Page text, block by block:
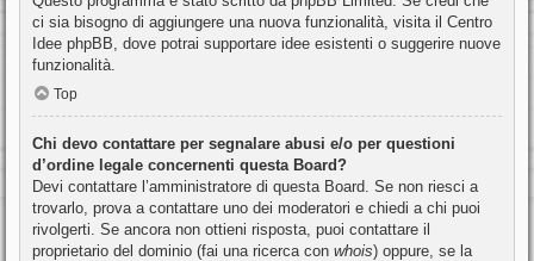
ci sia bisogno di aggiungere una nuova funzionalità, visita il Centro
Idee phpBB, dove potrai supportare idee esistenti o suggerire nuove
funzionalità.
Top
Chi devo contattare per segnalare abusi e/o per questioni
d’ordine legale concernenti questa Board?
Devi contattare l’amministratore di questa Board. Se non riesci a
trovarlo, prova a contattare uno dei moderatori e chiedi a chi puoi
rivolgerti. Se ancora non ottieni risposta, puoi contattare il
proprietario del dominio (fai una ricerca con whois) oppure, se la